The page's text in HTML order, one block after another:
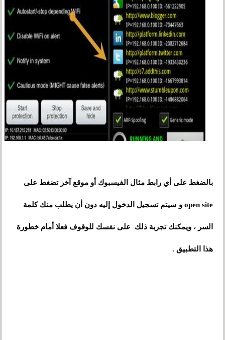
بالضغط على أي رابط مثال الفيسبوك أو موقع آخر تضغط على
open site و سيتم تسجيل الدخول إليه دون أن يطلب منك كلمة
السر ، ويمكنك تجربة ذلك على نفسك للوقوف فعلا أمام خطورة
هذا التطبيق .